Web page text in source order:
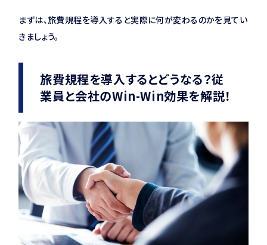
まずは、旅費規程を導入すると実際に何が変わるのかを見てい
きましょう。
旅費規程を導入するとどうなる？従
業員と会社のWin-Win効果を解説！